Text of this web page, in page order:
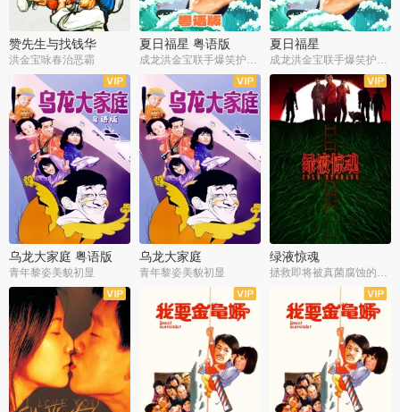
赞先生与找钱华
洪金宝咏春治恶霸
夏日福星 粤语版
成龙洪金宝联手爆笑护美女
夏日福星
成龙洪金宝联手爆笑护美女
乌龙大家庭 粤语版
青年黎姿美貌初显
乌龙大家庭
青年黎姿美貌初显
绿液惊魂
拯救即将被真菌腐蚀的世界